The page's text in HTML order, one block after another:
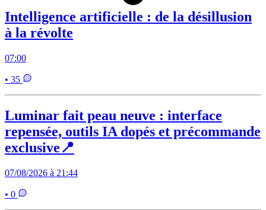
Intelligence artificielle : de la désillusion
à la révolte
07:00
• 35
Luminar fait peau neuve : interface
repensée, outils IA dopés et précommande
exclusive📍
07/08/2026 à 21:44
• 0